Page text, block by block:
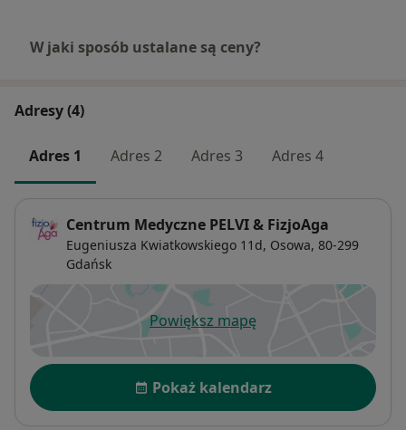
W jaki sposób ustalane są ceny?
Adresy (4)
Adres 1 Adres 2 Adres 3 Adres 4
Centrum Medyczne PELVI & FizjoAga
Eugeniusza Kwiatkowskiego 11d, Osowa, 80-299
Gdańsk
Powiększ mapęotwiera się w nowej karcie
Dostępność
Pokaż kalendarz